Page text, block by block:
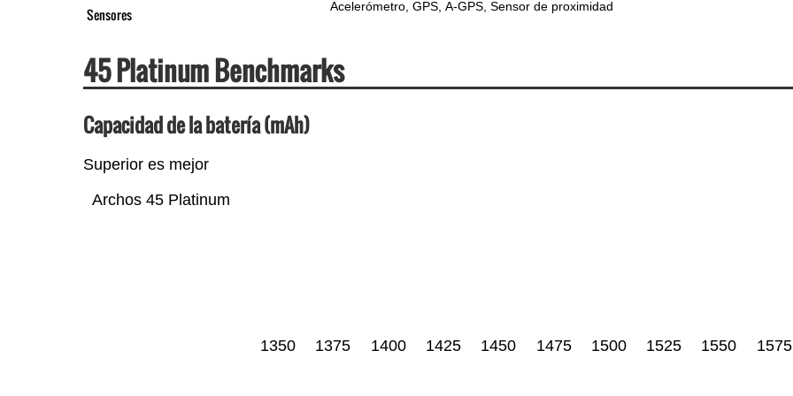
Sensores Acelerómetro GPS A-GPS Sensor de proximidad
45 Platinum Benchmarks
Capacidad de la batería (mAh)
Superior es mejor
Archos 45 Platinum
1350 1375 1400 1425 1450 1475 1500 1525 1550 1575